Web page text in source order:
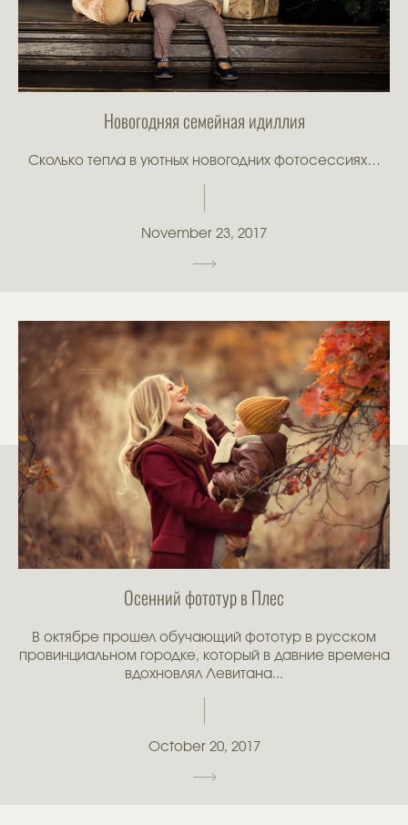
Новогодняя семейная идиллия
Сколько тепла в уютных новогодних фотосессиях…
November 23, 2017
Осенний фототур в Плес
В октябре прошел обучающий фототур в русском
провинциальном городке, который в давние времена
вдохновлял Левитана...
October 20, 2017